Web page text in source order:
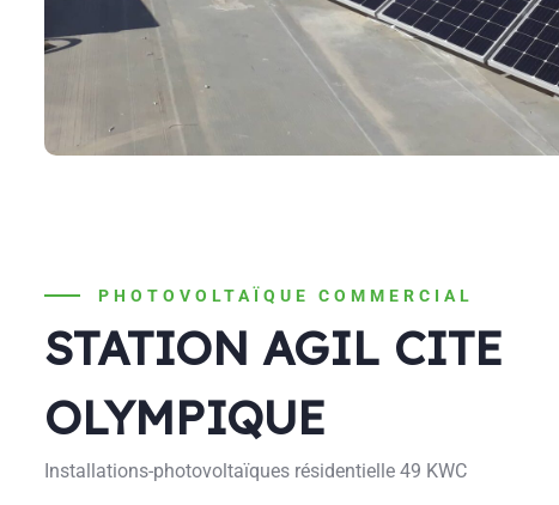
PHOTOVOLTAÏQUE COMMERCIAL
STATION AGIL CITE
OLYMPIQUE
Installations-photovoltaïques résidentielle 49 KWC